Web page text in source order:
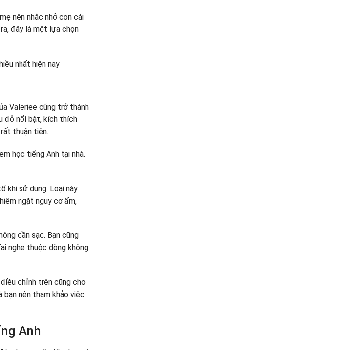
nên nhắc nhở con cái
đây là một lựa chọn
nhất hiện nay
Valeriee cũng trở thành
đỏ nổi bật, kích thích
thuận tiện.
khi sử dụng. Loại này
ngặt nguy cơ ẩm,
cần sạc. Bạn cũng
nghe thuộc dòng không
chỉnh trên cũng cho
nên tham khảo việc
Anh